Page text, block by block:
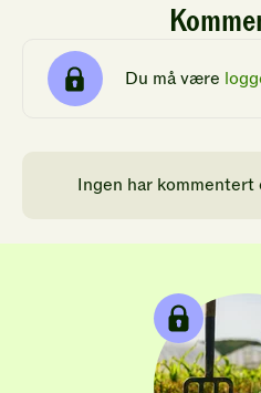
Du må være
Ingen har